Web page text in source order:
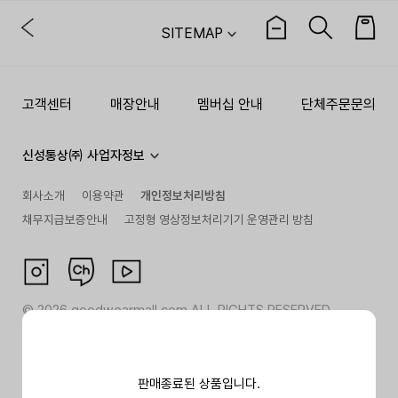
판매종료된 상품입니다.
SITEMAP
고객센터 매장안내 멤버십 안내 단체주문문의
신성통상㈜ 사업자정보
회사소개 이용약관
개인정보처리방침
채무지급보증안내
고정형 영상정보처리기기 운영관리 방침
©2026goodwearmall.com ALL RIGHTS RESERVED